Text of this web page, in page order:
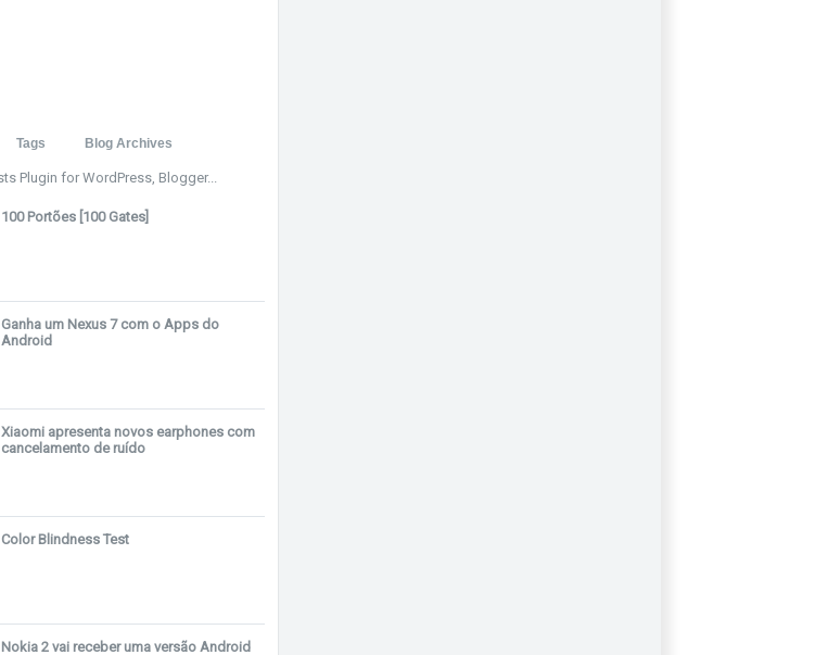
Tags Blog Archives
100 Portões [100 Gates]
Ganha um Nexus 7 com o Apps do
Android
Xiaomi apresenta novos earphones com
cancelamento de ruído
Color Blindness Test
Nokia 2 vai receber uma versão Android